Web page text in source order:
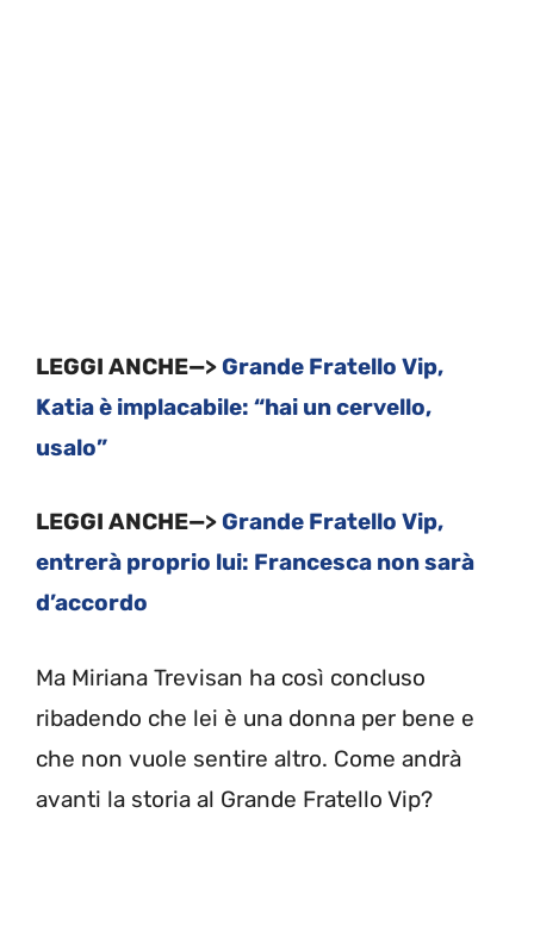
LEGGI ANCHE—>Grande Fratello Vip,
Katia è implacabile: “hai un cervello,
usalo”
LEGGI ANCHE—>Grande Fratello Vip,
entrerà proprio lui: Francesca non sarà
d’accordo
Ma Miriana Trevisan ha così concluso
ribadendo che lei è una donna per bene e
che non vuole sentire altro. Come andrà
avanti la storia al Grande Fratello Vip?